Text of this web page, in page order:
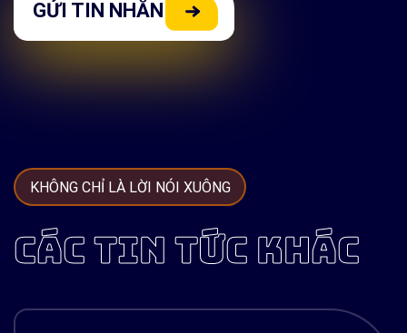
KHÔNG CHỈ LÀ LỜI NÓI XUÔNG
CÁC TIN TỨC KHÁC